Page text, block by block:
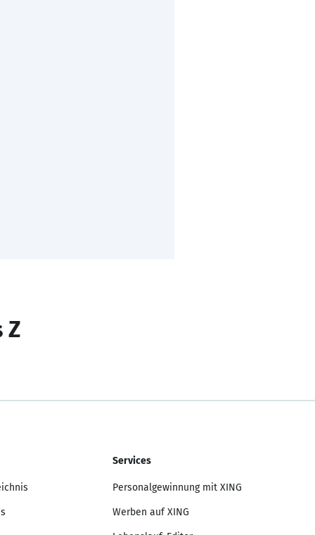
Z
Services
Personalgewinnung mit XING
Werben auf XING